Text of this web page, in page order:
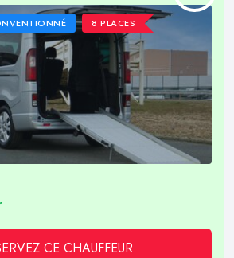
8 PLACES
CE CHAUFFEUR